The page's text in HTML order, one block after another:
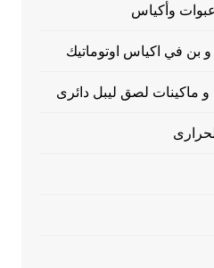
وأكياس
و بن في اكياس اوتوماتيك
و ماكينات لصق ليبل دائرى